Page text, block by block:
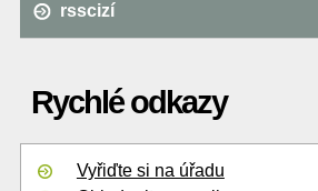
rsscizí
Rychlé odkazy
Vyřiďte si na úřadu